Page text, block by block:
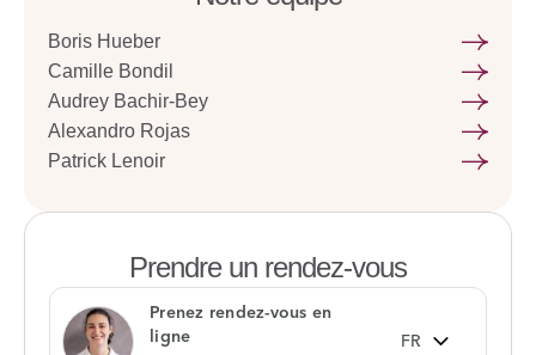
Boris Hueber
Camille Bondil
Audrey Bachir-Bey
Alexandro Rojas
Patrick Lenoir
Prendre un rendez-vous